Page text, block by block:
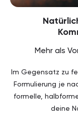
Mehr als
Im Gegensatz zu
Formulierung je
formelle,
deine